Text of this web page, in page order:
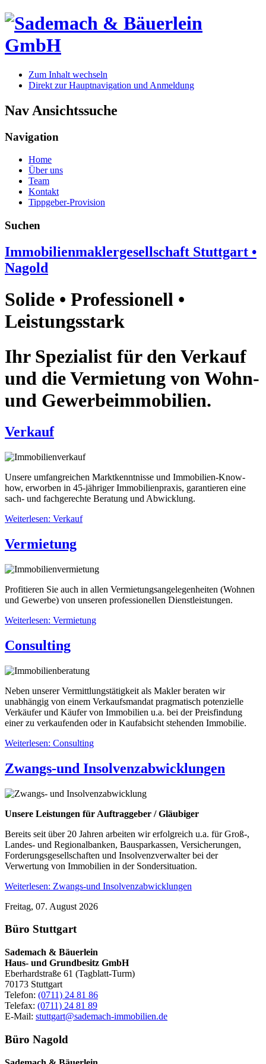
Zum Inhalt wechseln
Direkt zur Hauptnavigation und Anmeldung
Nav Ansichtssuche
Navigation
Home
Über uns
Team
Kontakt
Tippgeber-Provision
Suchen
Immobilienmaklergesellschaft Stuttgart •
Nagold
Solide • Professionell •
Leistungsstark
Ihr Spezialist für den Verkauf
und die Vermietung von Wohn-
und Gewerbeimmobilien.
Verkauf
Unsere umfangreichen Marktkenntnisse und Immobilien-Know-
how, erworben in 45-jähriger Immobilienpraxis, garantieren eine
sach- und fachgerechte Beratung und Abwicklung.
Weiterlesen: Verkauf
Vermietung
Profitieren Sie auch in allen Vermietungsangelegenheiten (Wohnen
und Gewerbe) von unseren professionellen Dienstleistungen.
Weiterlesen: Vermietung
Consulting
Neben unserer Vermittlungstätigkeit als Makler beraten wir
unabhängig von einem Verkaufsmandat pragmatisch potenzielle
Verkäufer und Käufer von Immobilien u.a. bei der Preisfindung
einer zu verkaufenden oder in Kaufabsicht stehenden Immobilie.
Weiterlesen: Consulting
Zwangs-und Insolvenzabwicklungen
Unsere Leistungen für Auftraggeber / Gläubiger
Bereits seit über 20 Jahren arbeiten wir erfolgreich u.a. für Groß-,
Landes- und Regionalbanken, Bausparkassen, Versicherungen,
Forderungsgesellschaften und Insolvenzverwalter bei der
Verwertung von Immobilien in der Sondersituation.
Weiterlesen: Zwangs-und Insolvenzabwicklungen
Freitag, 07. August 2026
Büro Stuttgart
Sademach & Bäuerlein
Haus- und Grundbesitz GmbH
Eberhardstraße 61 (Tagblatt-Turm)
70173 Stuttgart
Telefon: (0711) 24 81 86
Telefax: (0711) 24 81 89
E-Mail: stuttgart@sademach-immobilien.de
Büro Nagold